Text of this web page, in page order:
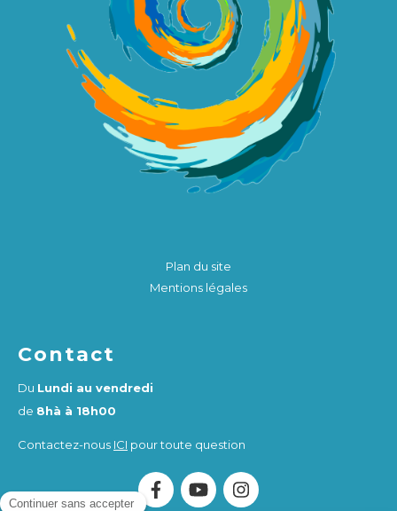
Plan du site
Mentions légales
Contact
Du Lundi au vendredi
de 8hà à 18h00
Contactez-nous ICI pour toute question